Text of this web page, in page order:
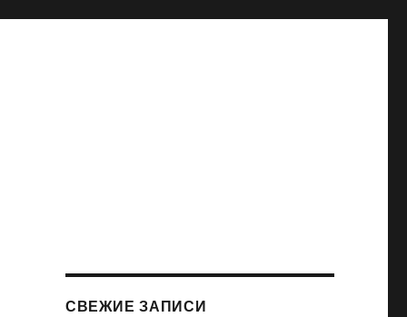
СВЕЖИЕ ЗАПИСИ